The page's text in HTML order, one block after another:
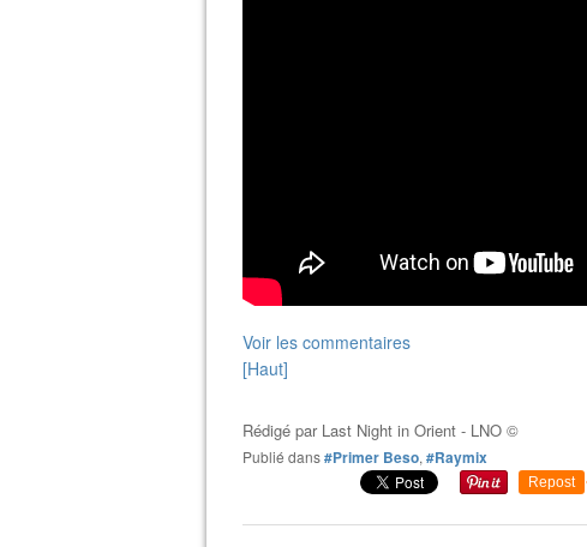
Voir les commentaires
[Haut]
Rédigé par Last Night in Orient - LNO ©
Publié dans#Primer Beso, #Raymix
Repost